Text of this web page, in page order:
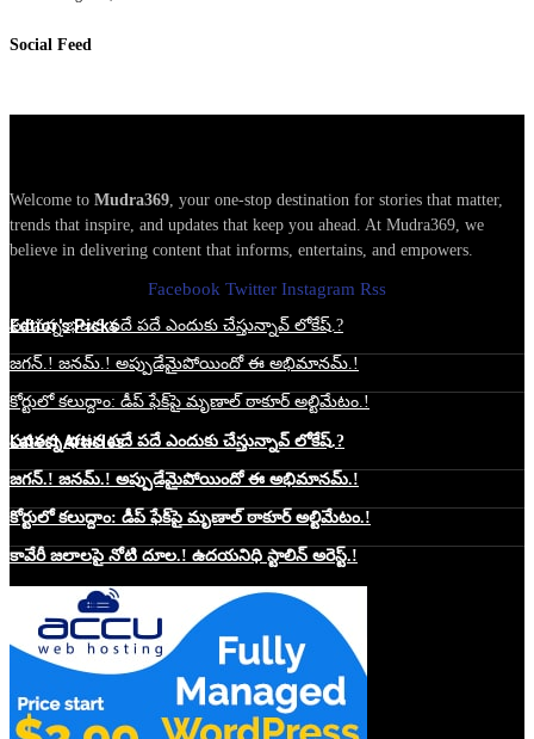
Social Feed
Welcome to Mudra369, your one-stop destination for stories that matter,
trends that inspire, and updates that keep you ahead. At Mudra369, we
believe in delivering content that informs, entertains, and empowers.
Facebook Twitter Instagram Rss
Edtior's Picks
పవనన్న భజన పదే పదే ఎందుకు చేస్తున్నావ్ లోకేష్.?
జగన్.! జనమ్.! అప్పుడేమైపోయిందో ఈ అభిమానమ్.!
కోర్టులో కలుద్దాం: డీప్ ఫేక్‌పై మృణాల్ ఠాకూర్ అల్టిమేటం.!
Latest Articles
పవనన్న భజన పదే పదే ఎందుకు చేస్తున్నావ్ లోకేష్.?
జగన్.! జనమ్.! అప్పుడేమైపోయిందో ఈ అభిమానమ్.!
కోర్టులో కలుద్దాం: డీప్ ఫేక్‌పై మృణాల్ ఠాకూర్ అల్టిమేటం.!
కావేరీ జలాలపై నోటి దూల.! ఉదయనిధి స్టాలిన్ అరెస్ట్.!
Website Hosting Sponser